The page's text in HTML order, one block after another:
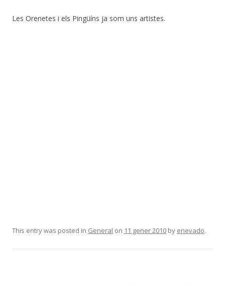
Les Orenetes i els Pingüíns ja som uns artistes.
This entry was posted in General on 11 gener 2010 by enevado.